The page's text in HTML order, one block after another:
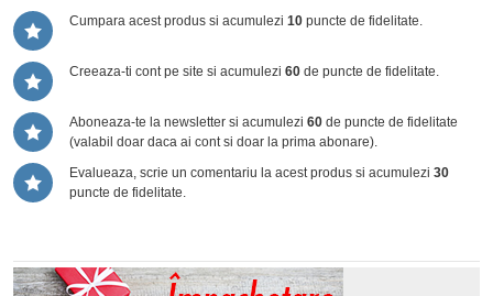
Cumpara acest produs si acumulezi 10 puncte de fidelitate.
Creeaza-ti cont pe site si acumulezi 60 de puncte de fidelitate.
Aboneaza-te la newsletter si acumulezi 60 de puncte de fidelitate
(valabil doar daca ai cont si doar la prima abonare).
Evalueaza, scrie un comentariu la acest produs si acumulezi 30
puncte de fidelitate.